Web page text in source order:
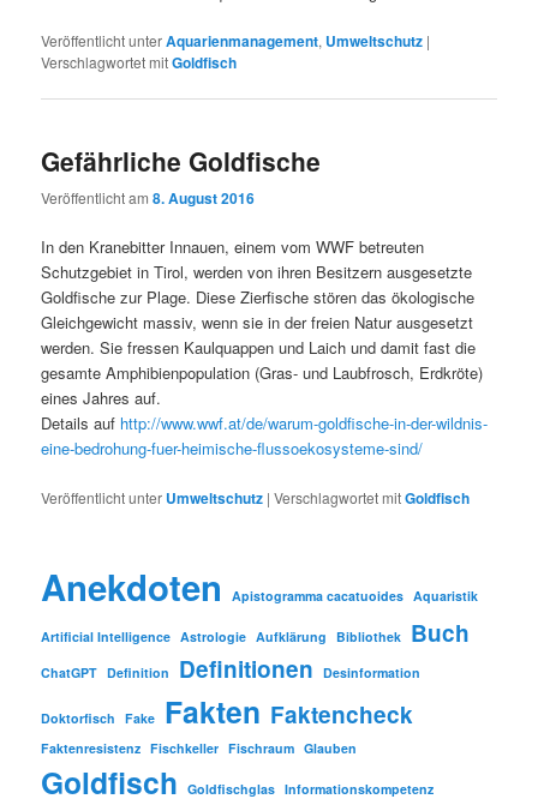
Veröffentlicht unterAquarienmanagement, Umweltschutz |
Verschlagwortet mitGoldfisch
Gefährliche Goldfische
Veröffentlicht am8. August 2016
In den Kranebitter Innauen, einem vom WWF betreuten
Schutzgebiet in Tirol, werden von ihren Besitzern ausgesetzte
Goldfische zur Plage. Diese Zierfische stören das ökologische
Gleichgewicht massiv, wenn sie in der freien Natur ausgesetzt
werden. Sie fressen Kaulquappen und Laich und damit fast die
gesamte Amphibienpopulation (Gras- und Laubfrosch, Erdkröte)
eines Jahres auf.
Details auf http://www.wwf.at/de/warum-goldfische-in-der-wildnis-
eine-bedrohung-fuer-heimische-flussoekosysteme-sind/
Veröffentlicht unter Umweltschutz |Verschlagwortet mitGoldfisch
Anekdoten Apistogramma cacatuoides Aquaristik
Artificial Intelligence Astrologie Aufklärung Bibliothek Buch
ChatGPT Definition Definitionen Desinformation
Doktorfisch Fake Fakten Faktencheck
Faktenresistenz Fischkeller Fischraum Glauben
Goldfisch Goldfischglas Informationskompetenz